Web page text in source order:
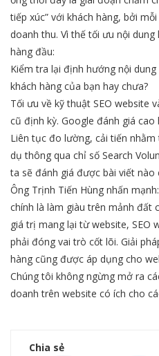
tiếp xúc” với khách hàng, bởi
doanh thu. Vì thế tối ưu nội
hàng đầu:
Kiểm tra lại định hướng nội
khách hàng của bạn hay chưa?
Tối ưu về kỹ thuật SEO website
cũ định kỳ. Google đánh giá cao
Liên tục đo lường, cải tiến
dụ thông qua chỉ số Search
ta sẽ đánh giá được bài viết nào
Ông Trịnh Tiến Hùng nhấn
chính là làm giàu trên mảnh đất
giá trị mang lại từ website, SEO
phải đóng vai trò cốt lõi. Giải
hàng cũng được áp dụng cho
Chúng tôi không ngừng mở ra
doanh trên website có ích cho
Chia sẻ